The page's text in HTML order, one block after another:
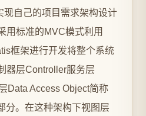
现自己的项目需求架构设计
用标准的MVC模式利用
框架进行开发将整个系统
器层Controller服务层
Data Access Object简称
分。在这种架构下视图层